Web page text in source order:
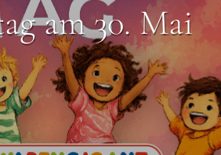
am 30. Mai